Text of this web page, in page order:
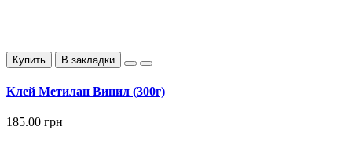
Купить В закладки
Клей Метилан Винил (300г)
185.00 грн